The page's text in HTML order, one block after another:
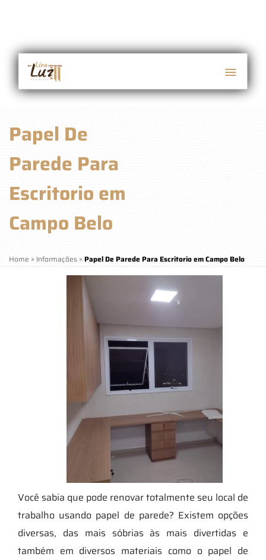
Papel De
Parede Para
Escritorio em
Campo Belo
Home » Informações » Papel De Parede Para Escritorio em Campo Belo
Você sabia que pode renovar totalmente seu local de
trabalho usando papel de parede? Existem opções
diversas, das mais sóbrias às mais divertidas e
também em diversos materiais como o papel de